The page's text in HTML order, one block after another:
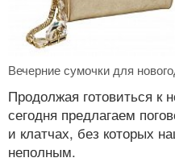
Вечерние сумочки для
Продолжая готовиться к
сегодня предлагаем
и клатчах, без которых
неполным.